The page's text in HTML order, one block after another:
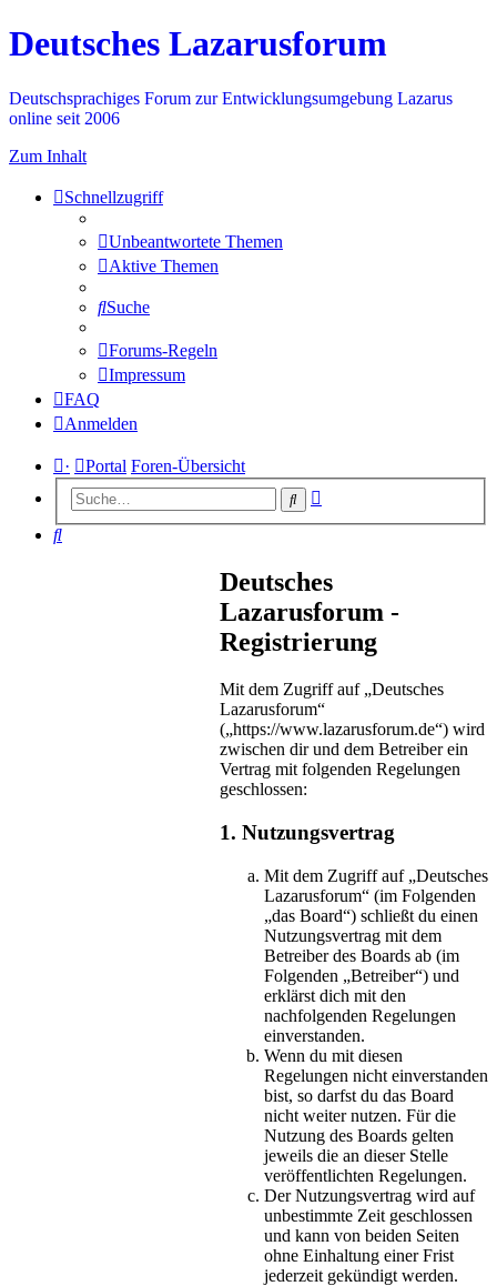
Deutsches Lazarusforum
Deutschsprachiges Forum zur Entwicklungsumgebung Lazarus
online seit 2006
Zum Inhalt
Schnellzugriff
Unbeantwortete Themen
Aktive Themen
Suche
Forums-Regeln
Impressum
FAQ
Anmelden
· Portal Foren-Übersicht
Suche
Suche
Deutsches
Lazarusforum -
Registrierung
Mit dem Zugriff auf „Deutsches
Lazarusforum“
(„https://www.lazarusforum.de“) wird
zwischen dir und dem Betreiber ein
Vertrag mit folgenden Regelungen
geschlossen:
1. Nutzungsvertrag
Mit dem Zugriff auf „Deutsches
Lazarusforum“ (im Folgenden
„das Board“) schließt du einen
Nutzungsvertrag mit dem
Betreiber des Boards ab (im
Folgenden „Betreiber“) und
erklärst dich mit den
nachfolgenden Regelungen
einverstanden.
Wenn du mit diesen
Regelungen nicht einverstanden
bist, so darfst du das Board
nicht weiter nutzen. Für die
Nutzung des Boards gelten
jeweils die an dieser Stelle
veröffentlichten Regelungen.
Der Nutzungsvertrag wird auf
unbestimmte Zeit geschlossen
und kann von beiden Seiten
ohne Einhaltung einer Frist
jederzeit gekündigt werden.